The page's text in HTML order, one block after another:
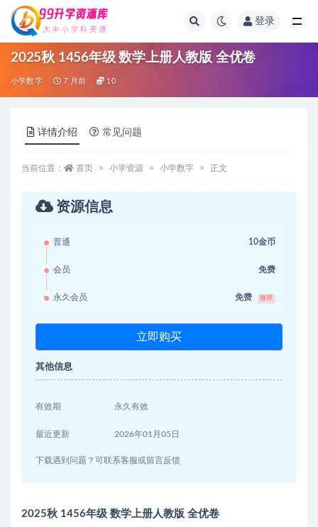
登录
2025秋 1456年级 数学上册人教版 全优卷
小学数字 7 月前 10
详情介绍 常见问题
当前位置： 首页 小学资源 小学数字 正文
资源信息
普通 10金币
会员 免费
永久会员 免费 推荐
立即购买
其他信息
有效期 永久有效
最近更新 2026年01月05日
下载遇到问题？可联系客服或留言反馈
2025秋 1456年级 数学上册人教版 全优卷